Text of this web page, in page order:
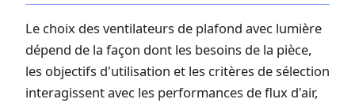
Le choix des ventilateurs de plafond avec lumière
dépend de la façon dont les besoins de la pièce,
les objectifs d'utilisation et les critères de sélection
interagissent avec les performances de flux d'air,